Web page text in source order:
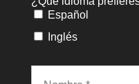
Español
Inglés